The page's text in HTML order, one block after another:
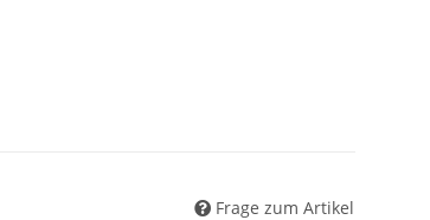
Frage zum Artikel